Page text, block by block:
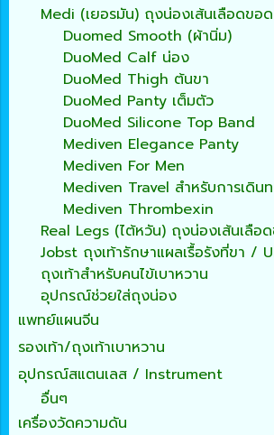
Medi (เยอรมัน) ถุงน่องเส้นเลือดขอด
Duomed Smooth (ผ้านิ่ม)
DuoMed Calf น่อง
DuoMed Thigh ต้นขา
DuoMed Panty เต็มตัว
DuoMed Silicone Top Band
Mediven Elegance Panty
Mediven For Men
Mediven Travel สำหรับการเดิน
Mediven Thrombexin
Real Legs (ไต้หวัน) ถุงน่องเส้นเลือ
Jobst ถุงเท้ารักษาแผลเรื้อรังที่ขา /
ถุงเท้าสำหรับคนไข้เบาหวาน
อุปกรณ์ช่วยใส่ถุงน่อง
แพทย์แผนจีน
รองเท้า/ถุงเท้าเบาหวาน
อุปกรณ์สแตนเลส / Instrument
อื่นๆ
เครื่องวัดความดัน